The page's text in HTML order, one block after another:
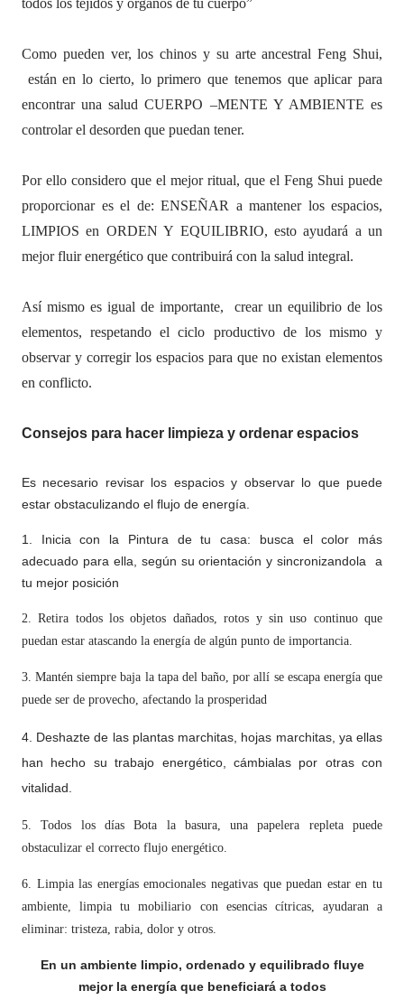
todos los tejidos y órganos de tu cuerpo”
Como pueden ver, los chinos y su arte ancestral Feng Shui,
están en lo cierto, lo primero que tenemos que aplicar para
encontrar una salud CUERPO –MENTE Y AMBIENTE es
controlar el desorden que puedan tener.
Por ello considero que el mejor ritual, que el Feng Shui puede
proporcionar es el de: ENSEÑAR a mantener los espacios,
LIMPIOS en ORDEN Y EQUILIBRIO, esto ayudará a un
mejor fluir energético que contribuirá con la salud integral.
Así mismo es igual de importante, crear un equilibrio de los
elementos, respetando el ciclo productivo de los mismo y
observar y corregir los espacios para que no existan elementos
en conflicto.
Consejos para hacer limpieza y ordenar espacios
Es necesario revisar los espacios y observar lo que puede
estar obstaculizando el flujo de energía.
1. Inicia con la Pintura de tu casa: busca el color más
adecuado para ella, según su orientación y sincronizandola a
tu mejor posición
2. Retira todos los objetos dañados, rotos y sin uso continuo que
puedan estar atascando la energía de algún punto de importancia.
3. Mantén siempre baja la tapa del baño, por allí se escapa energía que
puede ser de provecho, afectando la prosperidad
4. Deshazte de las plantas marchitas, hojas marchitas, ya ellas
han hecho su trabajo energético, cámbialaspor otras con
vitalidad.
5. Todos los días Bota la basura, una papelera repleta puede
obstaculizar el correcto flujo energético.
6. Limpia las energías emocionales negativas que puedan estar en tu
ambiente, limpia tu mobiliario con esencias cítricas, ayudaran a
eliminar: tristeza, rabia, dolor y otros.
En un ambiente limpio, ordenado y equilibrado fluye
mejor la energía que beneficiará a todos